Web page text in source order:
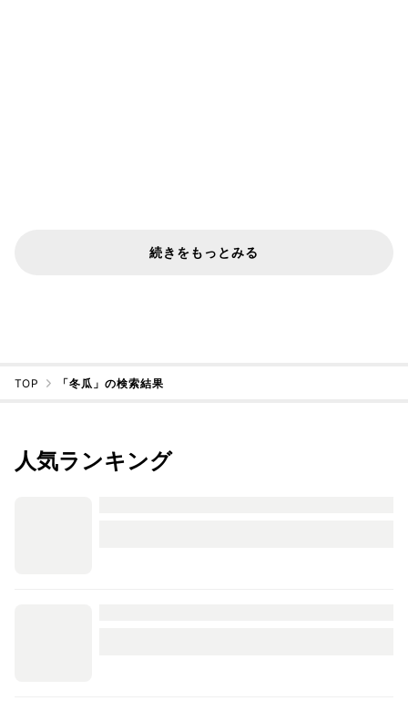
続きをもっとみる
TOP 「冬瓜」の検索結果
人気ランキング